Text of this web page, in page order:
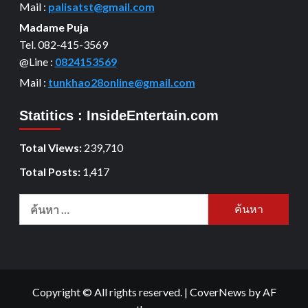
Mail : palisatst@gmail.com
Madame Puja
Tel. 082-415-3569
@Line : 0824153569
Mail : tunkhao28online@gmail.com
Statitics : InsideEntertain.com
Total Views: 239,710
Total Posts: 1,417
Copyright © All rights reserved. | CoverNews by AF